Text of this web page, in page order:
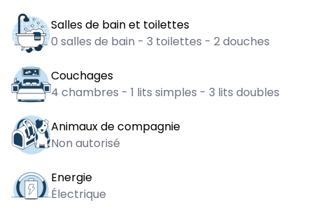
Salles de bain et toilettes
0 salles de bain - 3 toilettes - 2douches
Couchages
4 chambres - 1 lits simples - 3 lits doubles
Animaux de compagnie
Non autorisé
Energie
Électrique